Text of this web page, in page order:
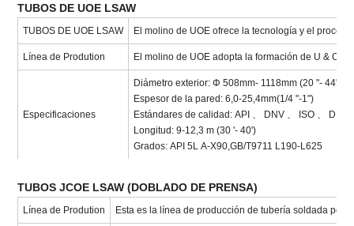
TUBOS DE UOE LSAW
TUBOS DE UOE LSAW El molino de UOE ofrece la tecnología y el
Línea de Prodution El molino de UOE adopta la formación de U & O,
Especificaciones
Diámetro exterior: Φ 508mm- 1118mm (20 "- 44")
Espesor de la pared: 6,0-25,4mm(1/4 "-1")
Estándares de calidad: API 、 DNV 、 ISO 、
Longitud: 9-12,3 m (30 '- 40')
Grados: API 5L A-X90,GB/T9711 L190-L625
TUBOS JCOE LSAW (DOBLADO DE PRENSA)
Línea de Prodution Esta es la línea de producción de tubería soldada por